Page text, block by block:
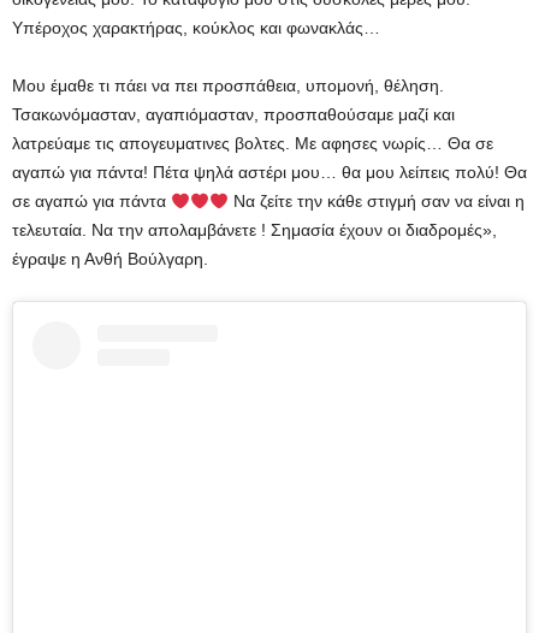
Υπέροχος χαρακτήρας, κούκλος και φωνακλάς…
Μου έμαθε τι πάει να πει προσπάθεια, υπομονή, θέληση.
Τσακωνόμασταν, αγαπιόμασταν, προσπαθούσαμε μαζί και
λατρεύαμε τις απογευματινες βολτες. Με αφησες νωρίς… Θα σε
αγαπώ για πάντα! Πέτα ψηλά αστέρι μου… θα μου λείπεις πολύ! Θα
σε αγαπώ για πάντα
Να ζείτε την κάθε στιγμή σαν να είναι η
τελευταία. Να την απολαμβάνετε ! Σημασία έχουν οι διαδρομές»,
έγραψε η Ανθή Βούλγαρη.